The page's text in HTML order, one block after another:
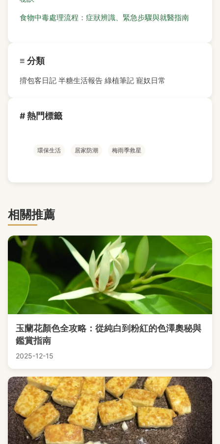
食物中毒處理流程：症狀辨識、緊急步驟與就醫指南
≡ 分類
揹包客日記 半糖生活報告 綠植筆記 寵奴日常
# 熱門標籤
環保生活 居家防潮 梅雨季救星
相關推薦
玉蘭花顏色全攻略：從純白到粉紅的色澤奧秘與
鑑賞指南
2025-12-15